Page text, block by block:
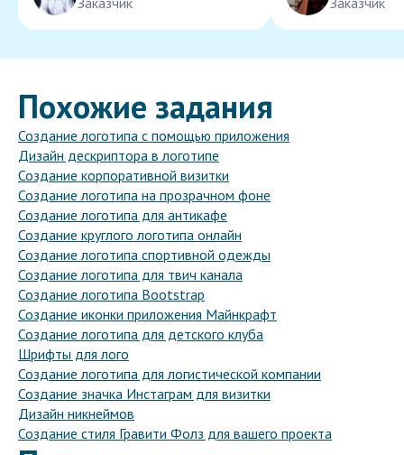
Похожие задания
Создание логотипа с помощью приложения
Дизайн дескриптора в логотипе
Создание корпоративной визитки
Создание логотипа на прозрачном фоне
Создание логотипа для антикафе
Создание круглого логотипа онлайн
Создание логотипа спортивной одежды
Создание логотипа для твич канала
Создание логотипа Bootstrap
Создание иконки приложения Майнкрафт
Создание логотипа для детского клуба
Шрифты для лого
Создание логотипа для логистической компании
Создание значка Инстаграм для визитки
Дизайн никнеймов
Создание стиля Гравити Фолз для вашего проекта